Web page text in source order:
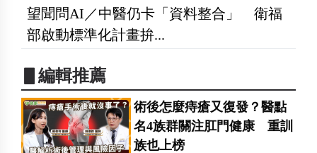
望聞問AI／中醫仍卡「資料整合」 衛福
部啟動標準化計畫拚...
▋編輯推薦
術後怎麼痔瘡又復發？醫點
名4族群關注肛門健康 重訓
族也上榜